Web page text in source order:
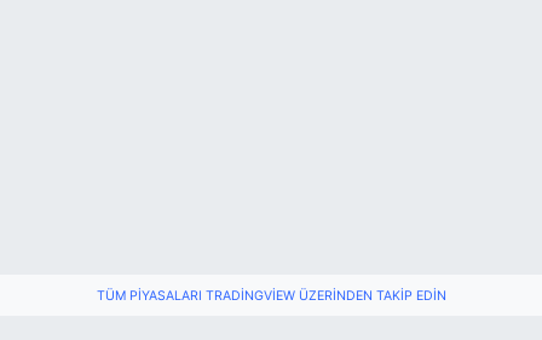
TÜM PIYASALARI TRADINGVIEW ÜZERINDEN TAKIP EDIN